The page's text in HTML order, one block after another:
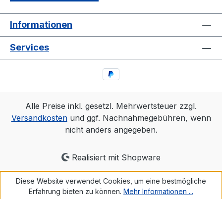
Informationen
Services
Alle Preise inkl. gesetzl. Mehrwertsteuer zzgl.
Versandkostenund ggf. Nachnahmegebühren, wenn
nicht anders angegeben.
Realisiert mit Shopware
Diese Website verwendet Cookies, um eine bestmögliche
Erfahrung bieten zu können. Mehr Informationen ...